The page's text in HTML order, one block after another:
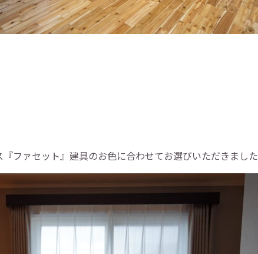
ファセット』建具のお色に合わせてお選びいただきました